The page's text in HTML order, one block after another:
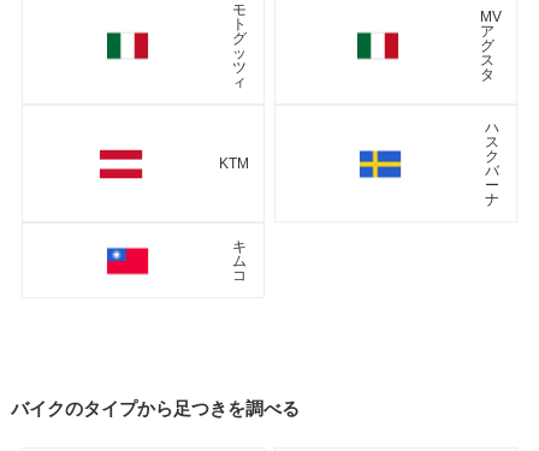
モ
ト
グ
ッ
ツ
ィ
MV
ア
グ
ス
タ
KTM
ハ
ス
ク
バ
ー
ナ
キ
ム
コ
バイクのタイプから足つきを調べる